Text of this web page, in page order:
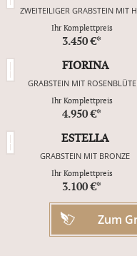
ZWEITEILIGER GRABSTEIN MIT
Ihr Komplettpreis
3.450 €*
FIORINA
GRABSTEIN MIT
Ihr Komplettpreis
4.950 €*
ESTELLA
GRABSTEIN MIT BRONZE
Ihr Komplettpreis
3.100 €*
Zum